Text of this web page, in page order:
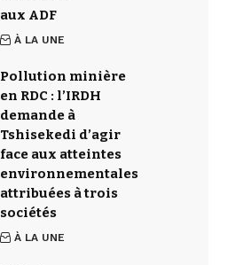
aux ADF
À LA UNE
Pollution minière
en RDC : l’IRDH
demande à
Tshisekedi d’agir
face aux atteintes
environnementales
attribuées à trois
sociétés
À LA UNE